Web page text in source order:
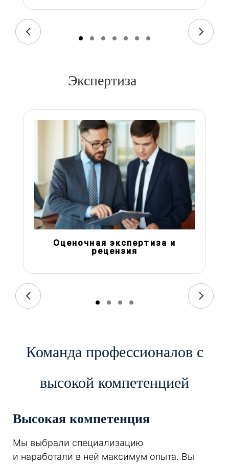
Экспертиза
Оценочная экспертиза и
рецензия
Команда профессионалов с
высокой компетенцией
Высокая компетенция
Мы выбрали специализацию
и наработали в ней максимум опыта. Вы